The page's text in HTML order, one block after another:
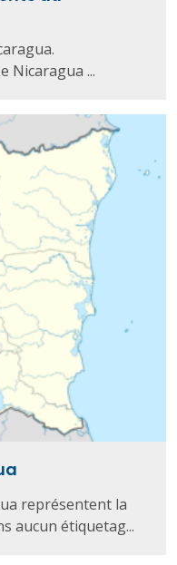
Nicaragua ...
représentent la
aucun étiquetag...